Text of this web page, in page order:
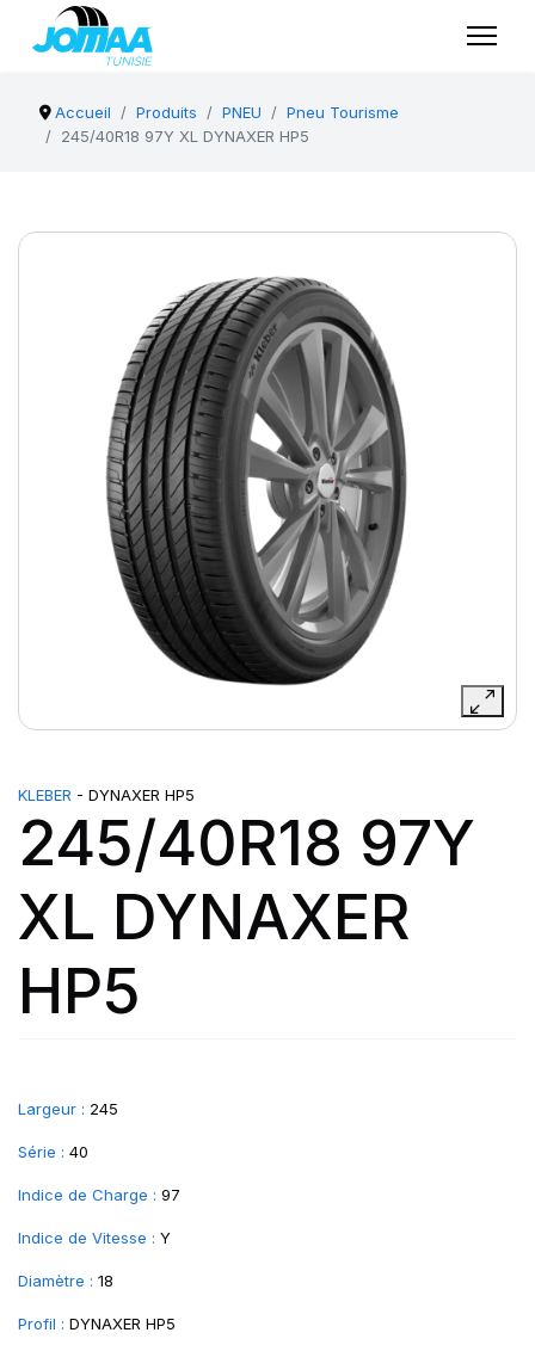
Accueil Produits PNEU
Pneu Tourisme
245/40R18 97Y XL DYNAXER HP5
KLEBER - DYNAXER HP5
245/40R18 97Y
XL DYNAXER
HP5
Largeur : 245
Série : 40
Indice de Charge : 97
Indice de Vitesse : Y
Diamètre : 18
Profil : DYNAXER HP5